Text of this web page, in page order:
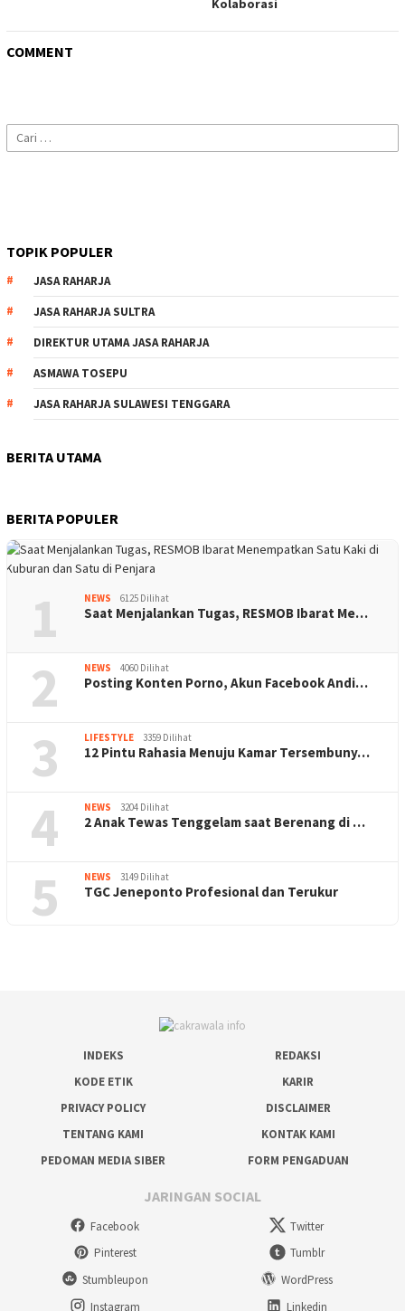
Kolaborasi
COMMENT
Cari
untuk:
TOPIK POPULER
JASA RAHARJA
JASA RAHARJA SULTRA
DIREKTUR UTAMA JASA RAHARJA
ASMAWA TOSEPU
JASA RAHARJA SULAWESI TENGGARA
BERITA UTAMA
BERITA POPULER
1 NEWS 6125 Dilihat
Saat Menjalankan Tugas, RESMOB Ibarat Me…
2 NEWS 4060 Dilihat
Posting Konten Porno, Akun Facebook Andi…
3 LIFESTYLE 3359 Dilihat
12 Pintu Rahasia Menuju Kamar Tersembuny…
4 NEWS 3204 Dilihat
2 Anak Tewas Tenggelam saat Berenang di …
5 NEWS 3149 Dilihat
TGC Jeneponto Profesional dan Terukur
INDEKS
REDAKSI
KODE ETIK
KARIR
PRIVACY POLICY
DISCLAIMER
TENTANG KAMI
KONTAK KAMI
PEDOMAN MEDIA SIBER
FORM PENGADUAN
JARINGAN SOCIAL
Facebook
Twitter
Pinterest
Tumblr
Stumbleupon
WordPress
Instagram
Linkedin